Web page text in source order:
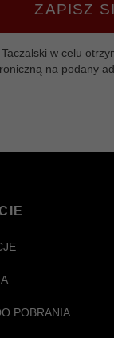
ZAPISZ
w celu
na podany
POBRANIA